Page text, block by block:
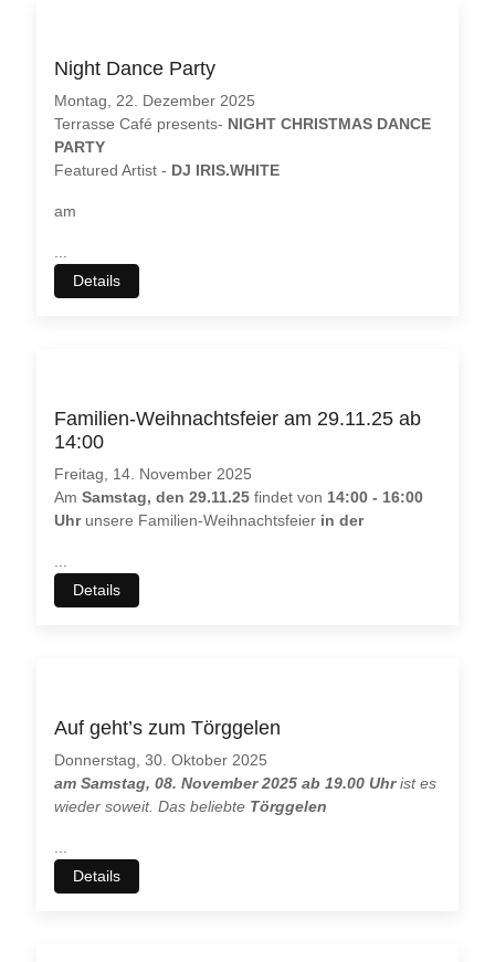
Night Dance Party
Montag, 22. Dezember 2025
Terrasse Café presents- NIGHT CHRISTMAS DANCE
PARTY
Featured Artist - DJ IRIS.WHITE
am
Details
Familien-Weihnachtsfeier am 29.11.25 ab
14:00
Freitag, 14. November 2025
AmSamstag, den 29.11.25 findet von 14:00 - 16:00
Uhrunsere Familien-Weihnachtsfeier in der
Details
Auf geht’s zum Törggelen
Donnerstag, 30. Oktober 2025
am Samstag, 08. November 2025 ab 19.00 Uhrist es
wieder soweit. Das beliebte Törggelen
Details